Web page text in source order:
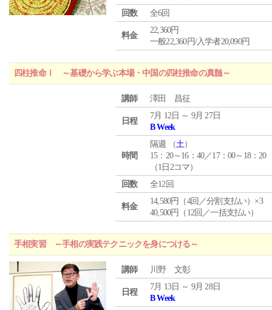
回数
全6回
料金
22,360円
一般22,360円/入学者20,090円
四柱推命Ⅰ ～基礎から学ぶ本場・中国の四柱推命の真髄～
講師 澤田 昌征
日程
7月 12日 ～ 9月 27日
B Week
時間
隔週 （土）
15：20～16：40／17：00～18：20
（1日2コマ）
回数
全12回
料金
14,580円（4回／分割支払い）×3
40,500円（12回／一括支払い）
手相実習 ～手相の実践テクニックを身につける～
講師 川野 文彰
日程
7月 13日 ～ 9月 28日
B Week